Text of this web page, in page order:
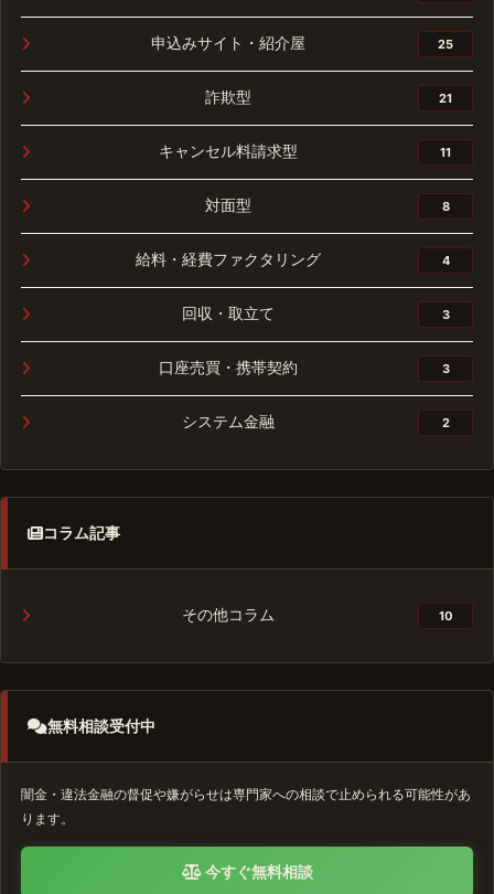
申込みサイト・紹介屋 25
詐欺型 21
キャンセル料請求型 11
対面型 8
給料・経費ファクタリング 4
回収・取立て 3
口座売買・携帯契約 3
システム金融 2
コラム記事
その他コラム 10
無料相談受付中
闇金・違法金融の督促や嫌がらせは専門家への相談で止められる可能性があ
ります。
今すぐ無料相談